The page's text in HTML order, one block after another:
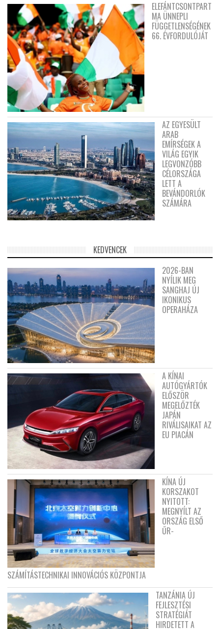
ELEFÁNTCSONTPART
MA ÜNNEPLI
FÜGGETLENSÉGÉNEK
66. ÉVFORDULÓJÁT
AZ EGYESÜLT
ARAB
EMÍRSÉGEK A
VILÁG EGYIK
LEGVONZÓBB
CÉLORSZÁGA
LETT A
BEVÁNDORLÓK
SZÁMÁRA
KEDVENCEK
2026-BAN
NYÍLIK MEG
SANGHAJ ÚJ
IKONIKUS
OPERAHÁZA
A KÍNAI
AUTÓGYÁRTÓK
ELŐSZÖR
MEGELŐZTÉK
JAPÁN
RIVÁLISAIKAT AZ
EU PIACÁN
KÍNA ÚJ
KORSZAKOT
NYITOTT:
MEGNYÍLT AZ
ORSZÁG ELSŐ
ŰR-
SZÁMÍTÁSTECHNIKAI INNOVÁCIÓS KÖZPONTJA
TANZÁNIA ÚJ
FEJLESZTÉSI
STRATÉGIÁT
HIRDETETT A